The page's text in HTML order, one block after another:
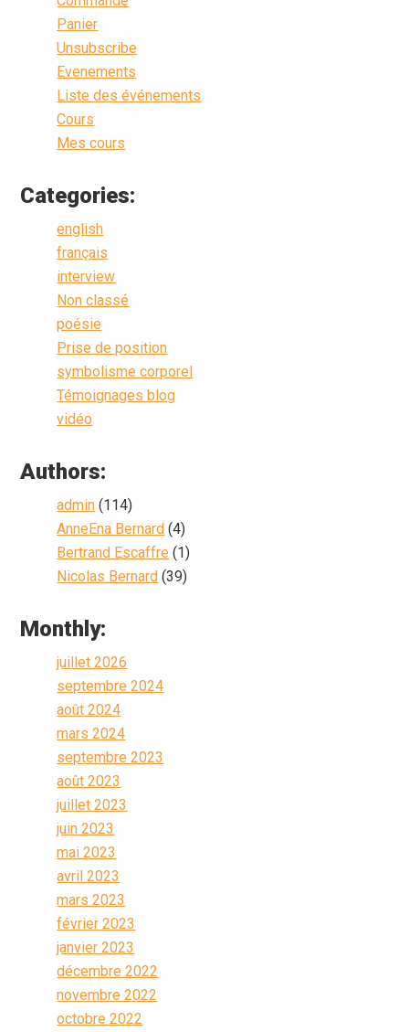
Panier
Unsubscribe
Evenements
Liste des événements
Cours
Mes cours
Categories:
english
français
interview
Non classé
poésie
Prise de position
symbolisme corporel
Témoignages blog
vidéo
Authors:
admin (114)
AnneEna Bernard (4)
Bertrand Escaffre (1)
Nicolas Bernard (39)
Monthly:
juillet 2026
septembre 2024
août 2024
mars 2024
septembre 2023
août 2023
juillet 2023
juin 2023
mai 2023
avril 2023
mars 2023
février 2023
janvier 2023
décembre 2022
novembre 2022
octobre 2022